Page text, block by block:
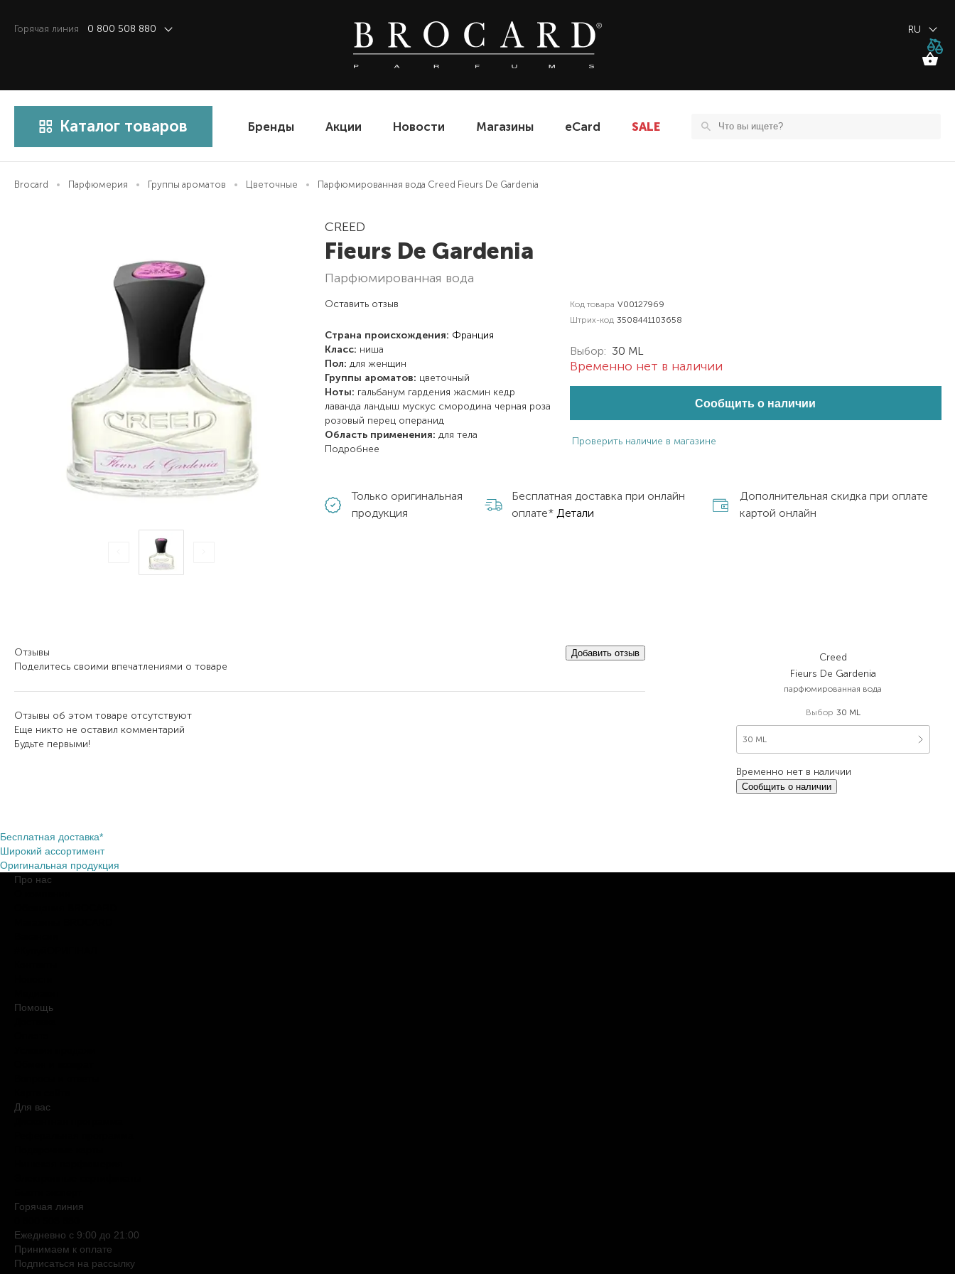
Горячая линия 0 800 508 880 RU
Каталог товаров Бренды Акции Новости Магазины eCard SALE
Brocard Парфюмерия Группы ароматов Цветочные Парфюмированная вода Creed Fieurs De Gardenia
CREED
Fieurs De Gardenia
парфюмированная вода
Оставить отзыв
Страна происхождения: Франция
Класс: ниша
Пол: для женщин
Группы ароматов: цветочный
Ноты: гальбанум гардения жасмин кедр
лавандаландыш мускус смородина черная роза
розовый перец операнид
Область применения: для тела
Подробнее
Код товара V00127969
Штрих-код 3508441103658
Выбор: 30 ML
Временно нет в наличии
Сообщить о наличии
Проверить наличие в магазине
Только оригинальная
продукция
Бесплатная доставка при онлайн
оплате* Детали
Дополнительная скидка при оплате
картой онлайн
Отзывы
Поделитесь своими впечатлениями о товаре
Добавить отзыв
Отзывы об этом товаре отсутствуют
Еще никто не оставил комментарий
Будьте первыми!
Creed
Fieurs De Gardenia
парфюмированная вода
Выбор 30 ML
30 ML
Временно нет в наличии
Сообщить о наличии
Бесплатная доставка*
Широкий ассортимент
Оригинальная продукция
Про нас
Помощь
Для вас
Горячая линия
Ежедневно c 9:00 до 21:00
Принимаем к оплате
Подписаться на рассылку